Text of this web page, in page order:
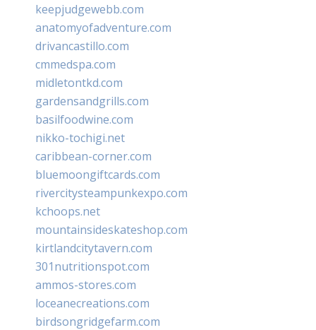
keepjudgewebb.com
anatomyofadventure.com
drivancastillo.com
cmmedspa.com
midletontkd.com
gardensandgrills.com
basilfoodwine.com
nikko-tochigi.net
caribbean-corner.com
bluemoongiftcards.com
rivercitysteampunkexpo.com
kchoops.net
mountainsideskateshop.com
kirtlandcitytavern.com
301nutritionspot.com
ammos-stores.com
loceanecreations.com
birdsongridgefarm.com